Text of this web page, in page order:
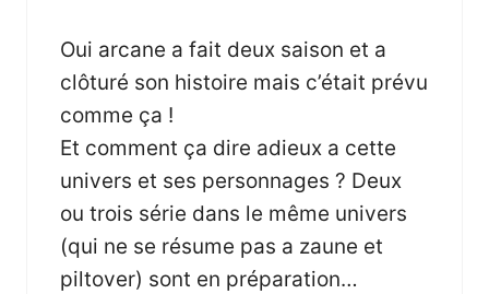
Oui arcane a fait deux saison et a
clôturé son histoire mais c’était prévu
comme ça !
Et comment ça dire adieux a cette
univers et ses personnages ? Deux
ou trois série dans le même univers
(qui ne se résume pas a zaune et
piltover) sont en préparation…